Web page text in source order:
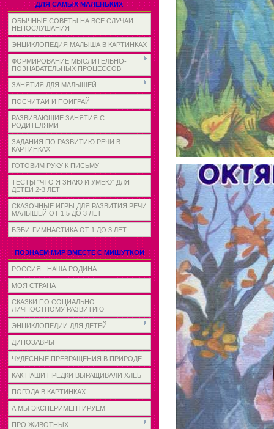
ДЛЯ САМЫХ МАЛЕНЬКИХ
ОБЫЧНЫЕ СОВЕТЫ НА ВСЕ СЛУЧАИ
НЕПОСЛУШАНИЯ
ЭНЦИКЛОПЕДИЯ МАЛЫША В КАРТИНКАХ
ФОРМИРОВАНИЕ МЫСЛИТЕЛЬНО-
ПОЗНАВАТЕЛЬНЫХ ПРОЦЕССОВ
ЗАНЯТИЯ ДЛЯ МАЛЫШЕЙ
ПОСЧИТАЙ И ПОИГРАЙ
РАЗВИВАЮЩИЕ ЗАНЯТИЯ С
РОДИТЕЛЯМИ
ЗАДАНИЯ ПО РАЗВИТИЮ РЕЧИ В
КАРТИНКАХ
ГОТОВИМ РУКУ К ПИСЬМУ
ТЕСТЫ "ЧТО Я ЗНАЮ И УМЕЮ" ДЛЯ
ДЕТЕЙ 2-3 ЛЕТ
СКАЗОЧНЫЕ ИГРЫ ДЛЯ РАЗВИТИЯ РЕЧИ
МАЛЫШЕЙ ОТ 1,5 ДО 3 ЛЕТ
БЭБИ-ГИМНАСТИКА ОТ 1 ДО 3 ЛЕТ
ПОЗНАЕМ МИР ВМЕСТЕ С МИШУТКОЙ
РОССИЯ - НАША РОДИНА
МОЯ СТРАНА
СКАЗКИ ПО СОЦИАЛЬНО-
ЛИЧНОСТНОМУ РАЗВИТИЮ
ЭНЦИКЛОПЕДИИ ДЛЯ ДЕТЕЙ
ДИНОЗАВРЫ
ЧУДЕСНЫЕ ПРЕВРАЩЕНИЯ В ПРИРОДЕ
КАК НАШИ ПРЕДКИ ВЫРАЩИВАЛИ ХЛЕБ
ПОГОДА В КАРТИНКАХ
А МЫ ЭКСПЕРИМЕНТИРУЕМ
ПРО ЖИВОТНЫХ